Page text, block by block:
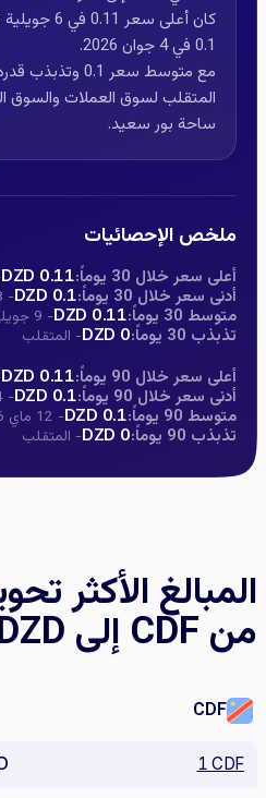
0.1 في 4 جوان 2026.
المتقلب لسوق العملات والسوق
ساحة بور سعيد.
ملخص الإحصائيات
أعلى سعر خلال 30 يوماً: 0.11 DZD
-
أدنى سعر خلال 30 يوماً: 0.1 DZD - 18 جويلية 2026
متوسط 30 يوماً: 0.11 DZD - 9 جويلية 2026 - 6 أوت 2026
تذبذب 30 يوماً: 0 DZD - المتقلب
أعلى سعر خلال 90 يوماً: 0.11 DZD
- 6
أدنى سعر خلال 90 يوماً: 0.1 DZD - 4 جوان 2026
متوسط 90 يوماً: 0.1 DZD - 12 ماي 2026 - 6 أوت 2026
تذبذب 90 يوماً: 0 DZD - المتقلب
المبالغ الأكثر
من CDF إلى DZD
CDF
1 CDF